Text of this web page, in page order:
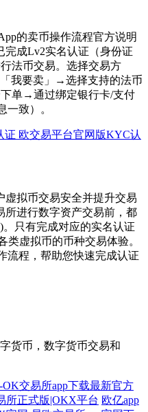
的卖币操作流程官方说明
完成Lv2实名认证（身份证
法币交易。选择交易方
我要卖」→选择支持的法币
单→通过绑定银行卡/支付
一致）。
欧交易平台官网版KYC认
虚拟币交易安全并提升交易
所进行数字资产交易前，都
只有完成对应的实名认证
类虚拟币的币种交易体验。
流程，帮助您快速完成认证
货币，数字货币交易和
交易所app下载最新官方
所正式版|OKX平台 欧亿app